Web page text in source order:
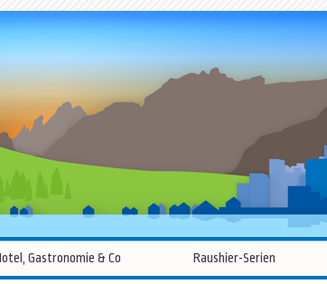
Gastronomie & Co Raushier-Serien